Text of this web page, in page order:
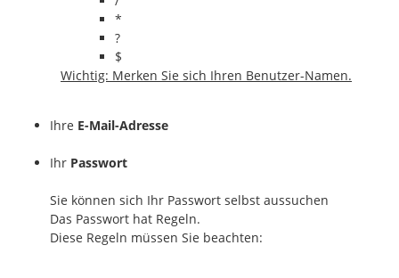
*
?
$
Wichtig: Merken Sie sich Ihren Benutzer-Namen.
Ihre E-Mail-Adresse
Ihr Passwort
Sie können sich Ihr Passwort selbst aussuchen
Das Passwort hat Regeln.
Diese Regeln müssen Sie beachten: